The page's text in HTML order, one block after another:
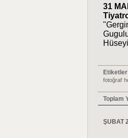
31
fotoğraf
Toplam
ŞUBAT